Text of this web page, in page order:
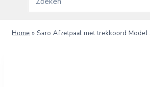
Home » Saro Afzetpaal met trekkoord Model